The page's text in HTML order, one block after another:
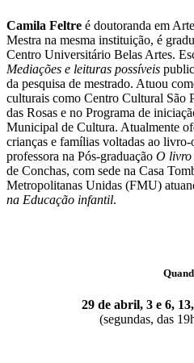
Camila Feltre é doutoranda em
Mestra na mesma instituição, é
Centro Universitário Belas Artes.
Mediações e leituras possíveis
da pesquisa de mestrado. Atuou
culturais como Centro Cultural São
das Rosas e no Programa de
Municipal de Cultura. Atualmente
crianças e famílias voltadas ao
professora na Pós-graduação O livro
de Conchas, com sede na Casa
Metropolitanas Unidas (FMU)
na Educação infantil.
29 de abril, 3 e 6,
(segundas, das